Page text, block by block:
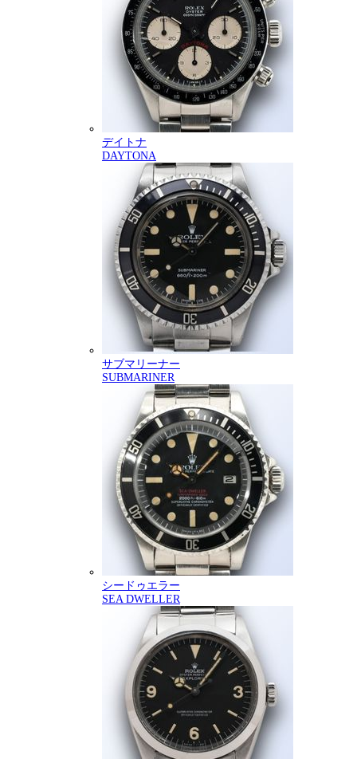
デイトナ
DAYTONA
サブマリーナー
SUBMARINER
シードゥエラー
SEA DWELLER